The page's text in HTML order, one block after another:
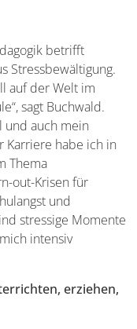
betrifft
Stressbewältigung.
auf der Welt im
sagt Buchwald.
und auch mein
Karriere habe ich in
Thema
out-Krisen für
und
stressige Momente
intensiv
erziehen,